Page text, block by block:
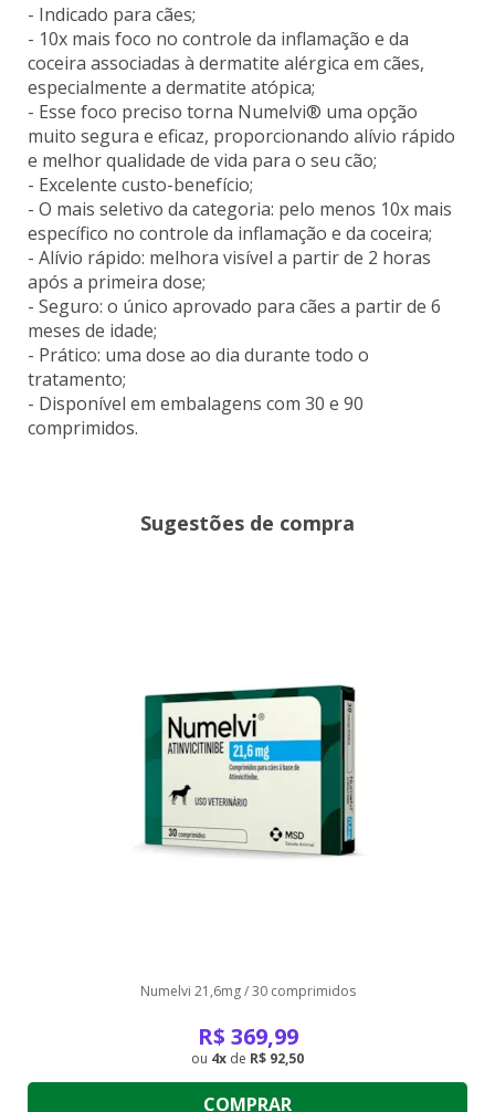
- Indicado para cães;
- 10x mais foco no controle da inflamação e da
coceira associadas à dermatite alérgica em cães,
especialmente a dermatite atópica;
- Esse foco preciso torna Numelvi® uma opção
muito segura e eficaz, proporcionando alívio rápido
e melhor qualidade de vida para o seu cão;
- Excelente custo-benefício;
- O mais seletivo da categoria: pelo menos 10x mais
específico no controle da inflamação e da coceira;
- Alívio rápido: melhora visível a partir de 2 horas
após a primeira dose;
- Seguro: o único aprovado para cães a partir de 6
meses de idade;
- Prático: uma dose ao dia durante todo o
tratamento;
- Disponível em embalagens com 30 e 90
comprimidos.
Sugestões de compra
Numelvi 21,6mg / 30 comprimidos
R$ 369,99
4 de R$ 92,50
COMPRAR